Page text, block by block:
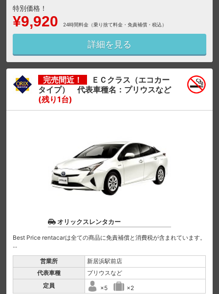
特別価格！
¥9,920 24時間料金（乗り捨て料金・免責補償・税込）
詳細を見る
完売間近！
ＥＣクラス（エコカー
タイプ） 代表車種名：プリウスなど
(残り1台)
オリックスレンタカー
Best Price rentacarは全ての商品に免責補償と消費税が含まれています。
...
営業所
新居浜駅前店
代表車種
プリウスなど
定員
×5 ×2